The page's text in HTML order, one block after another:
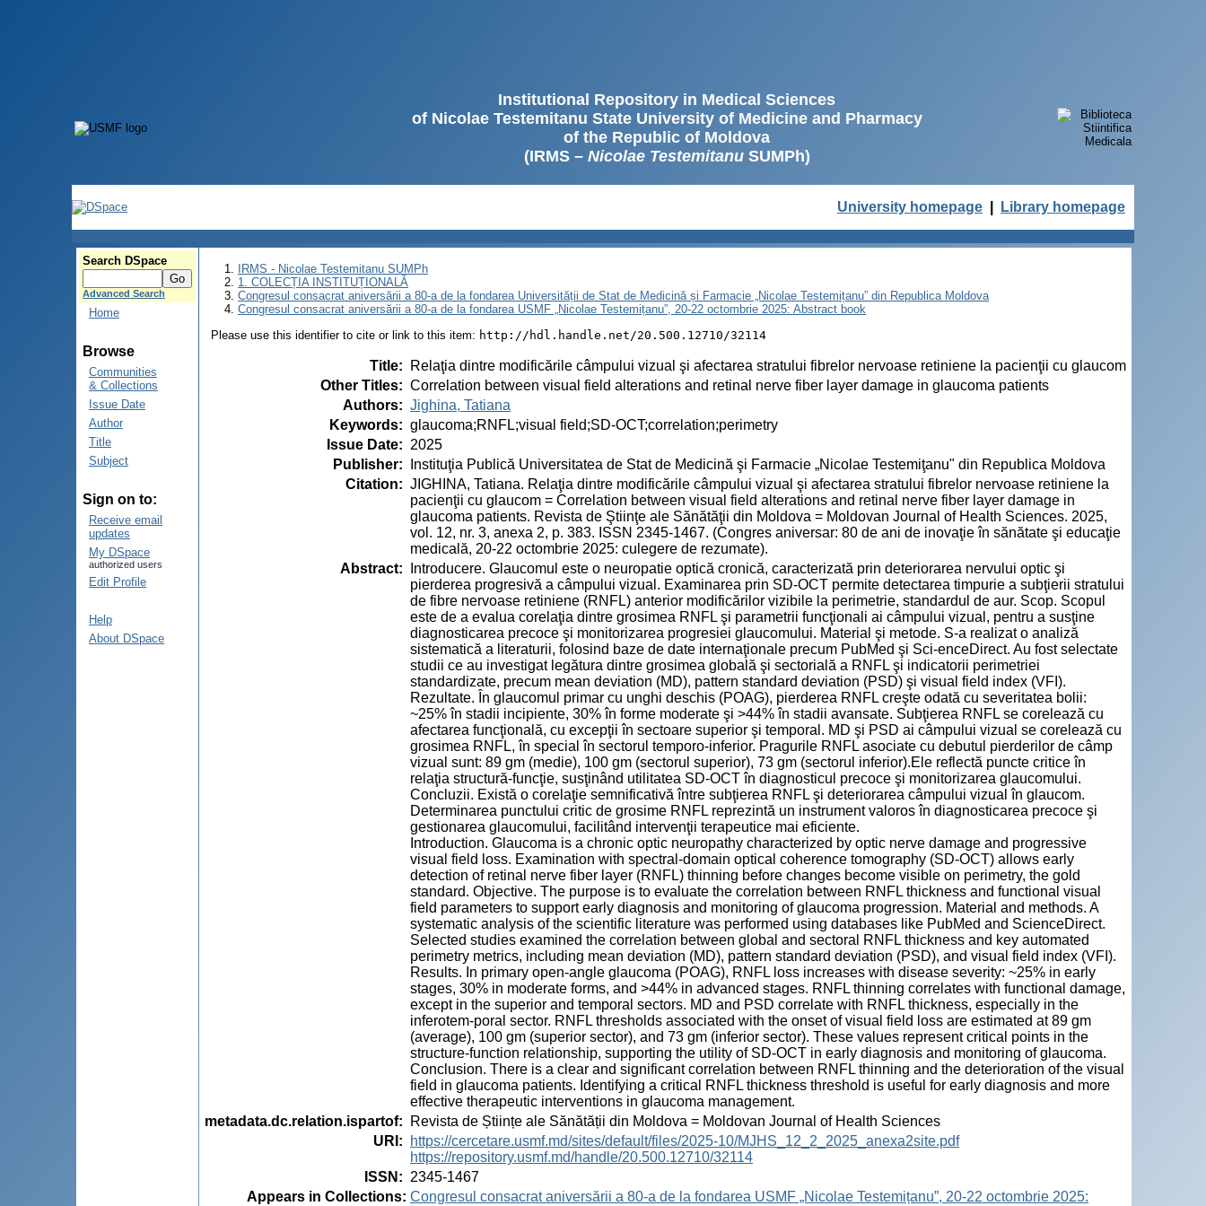
Institutional Repository in Medical Sciences
of Nicolae Testemitanu State University of Medicine and Pharmacy
of the Republic of Moldova
(IRMS – Nicolae TestemitanuSUMPh)
University homepage Library homepage
Search DSpace
Advanced Search
Home
Browse
Communities
& Collections
Issue Date
Author
Title
Subject
Sign on to:
Receive email
updates
My DSpace
authorized users
Edit Profile
Help
About DSpace
IRMS - Nicolae Testemitanu SUMPh
1. COLECȚIA INSTITUȚIONALĂ
Congresul consacrat aniversării a 80-a de la fondarea Universității de Stat de Medicină și Farmacie „Nicolae Testemițanu” din Republica Moldova
Congresul consacrat aniversării a 80-a de la fondarea USMF „Nicolae Testemițanu”, 20-22 octombrie 2025: Abstract book
Please use this identifier to cite or link to this item: http://hdl.handle.net/20.500.12710/32114
Title:
Relaţia dintre modificările câmpului vizual şi afectarea stratului fibrelor nervoase retiniene la pacienţii cu glaucom
Other Titles: Correlation between visual field alterations and retinal nerve fiber layer damage in glaucoma patients
Authors: Jighina, Tatiana
Keywords: glaucoma;RNFL;visual field;SD-OCT;correlation;perimetry
Issue Date: 2025
Publisher:
Instituţia Publică Universitatea de Stat de Medicină şi Farmacie „Nicolae Testemiţanu" din Republica Moldova
Citation: JIGHINA, Tatiana. Relaţia dintre modificările câmpului vizual şi afectarea stratului fibrelor nervoase retiniene la
pacienţii cu glaucom = Correlation between visual field alterations and retinal nerve fiber layer damage in
glaucoma patients. Revista de Ştiinţe ale Sănătăţii din Moldova = Moldovan Journal of Health Sciences. 2025,
vol. 12, nr. 3, anexa 2, p. 383. ISSN 2345-1467. (Congres aniversar: 80 de ani de inovaţie în sănătate şi educaţie
medicală, 20-22 octombrie 2025: culegere de rezumate).
Abstract:
Introducere. Glaucomul este o neuropatie optică cronică, caracterizată prin deteriorarea nervului optic şi
pierderea progresivă a câmpului vizual. Examinarea prin SD-OCT permite detectarea timpurie a subţierii stratului
de fibre nervoase retiniene (RNFL) anterior modificărilor vizibile la perimetrie, standardul de aur. Scop. Scopul
este de a evalua corelaţia dintre grosimea RNFL şi parametrii funcţionali ai câmpului vizual, pentru a susţine
diagnosticarea precoce şi monitorizarea progresiei glaucomului. Material şi metode. S-a realizat o analiză
sistematică a literaturii, folosind baze de date internaţionale precum PubMed şi Sci-enceDirect. Au fost selectate
studii ce au investigat legătura dintre grosimea globală şi sectorială a RNFL şi indicatorii perimetriei
standardizate, precum mean deviation (MD), pattern standard deviation (PSD) şi visual field index (VFI).
Rezultate. În glaucomul primar cu unghi deschis (POAG), pierderea RNFL creşte odată cu severitatea bolii:
~25% în stadii incipiente, 30% în forme moderate şi >44% în stadii avansate. Subţierea RNFL se corelează cu
afectarea funcţională, cu excepţii în sectoare superior şi temporal. MD şi PSD ai câmpului vizual se corelează cu
grosimea RNFL, în special în sectorul temporo-inferior. Pragurile RNFL asociate cu debutul pierderilor de câmp
vizual sunt: 89 gm (medie), 100 gm (sectorul superior), 73 gm (sectorul inferior).Ele reflectă puncte critice în
relaţia structură-funcţie, susţinând utilitatea SD-OCT în diagnosticul precoce şi monitorizarea glaucomului.
Concluzii. Există o corelaţie semnificativă între subţierea RNFL şi deteriorarea câmpului vizual în glaucom.
Determinarea punctului critic de grosime RNFL reprezintă un instrument valoros în diagnosticarea precoce şi
gestionarea glaucomului, facilitând intervenţii terapeutice mai eficiente.
Introduction. Glaucoma is a chronic optic neuropathy characterized by optic nerve damage and progressive
visual field loss. Examination with spectral-domain optical coherence tomography (SD-OCT) allows early
detection of retinal nerve fiber layer (RNFL) thinning before changes become visible on perimetry, the gold
standard. Objective. The purpose is to evaluate the correlation between RNFL thickness and functional visual
field parameters to support early diagnosis and monitoring of glaucoma progression. Material and methods. A
systematic analysis of the scientific literature was performed using databases like PubMed and ScienceDirect.
Selected studies examined the correlation between global and sectoral RNFL thickness and key automated
perimetry metrics, including mean deviation (MD), pattern standard deviation (PSD), and visual field index (VFI).
Results. In primary open-angle glaucoma (POAG), RNFL loss increases with disease severity: ~25% in early
stages, 30% in moderate forms, and >44% in advanced stages. RNFL thinning correlates with functional damage,
except in the superior and temporal sectors. MD and PSD correlate with RNFL thickness, especially in the
inferotem-poral sector. RNFL thresholds associated with the onset of visual field loss are estimated at 89 gm
(average), 100 gm (superior sector), and 73 gm (inferior sector). These values represent critical points in the
structure-function relationship, supporting the utility of SD-OCT in early diagnosis and monitoring of glaucoma.
Conclusion. There is a clear and significant correlation between RNFL thinning and the deterioration of the visual
field in glaucoma patients. Identifying a critical RNFL thickness threshold is useful for early diagnosis and more
effective therapeutic interventions in glaucoma management.
metadata.dc.relation.ispartof:
Revista de Științe ale Sănătății din Moldova = Moldovan Journal of Health Sciences
URI :
https://cercetare.usmf.md/sites/default/files/2025-10/MJHS_12_2_2025_anexa2site.pdf
https://repository.usmf.md/handle/20.500.12710/32114
ISSN : 2345-1467
Appears in Collections: Congresul consacrat aniversării a 80-a de la fondarea USMF „Nicolae Testemițanu”, 20-22 octombrie 2025: